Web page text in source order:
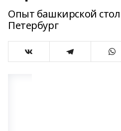
Опыт башкирской
Петербург